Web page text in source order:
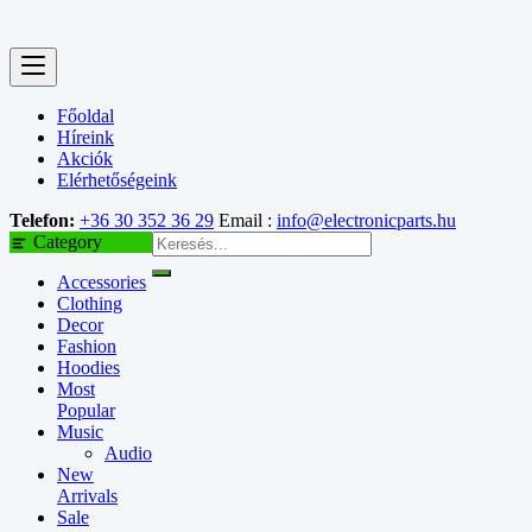
Főoldal
Híreink
Akciók
Elérhetőségeink
Telefon: +36 30 352 36 29 Email : info@electronicparts.hu
Category
Accessories
Clothing
Decor
Fashion
Hoodies
Most
Popular
Music
Audio
New
Arrivals
Sale